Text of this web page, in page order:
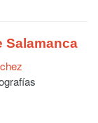
Salamanca